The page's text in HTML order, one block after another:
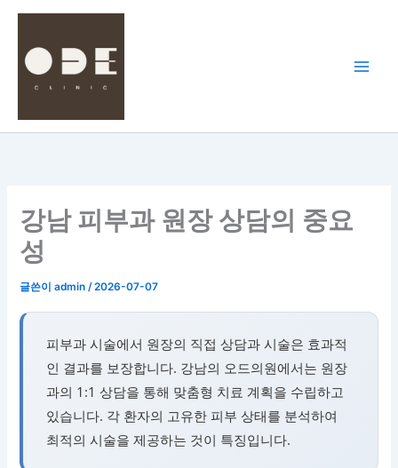
뛰
강남 피부과 원장 상담의 중요
성
글쓴이admin/2026-07-07
피부과 시술에서 원장의 직접 상담과 시술은 효과적
인 결과를 보장합니다. 강남의 오드의원에서는 원장
과의 1:1 상담을 통해 맞춤형 치료 계획을 수립하고
있습니다. 각 환자의 고유한 피부 상태를 분석하여
최적의 시술을 제공하는 것이 특징입니다.